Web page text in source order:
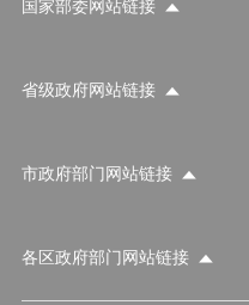
国家部委网站链接
省级政府网站链接
市政府部门网站链接
各区政府部门网站链接
国家部委网站